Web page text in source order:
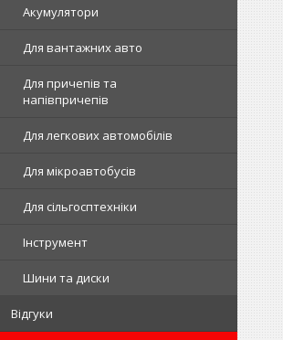
Акумулятори
Для вантажних авто
Для причепів та
напівпричепів
Для легкових автомобілів
Для мікроавтобусів
Для сільгосптехніки
Інструмент
Шини та диски
Відгуки